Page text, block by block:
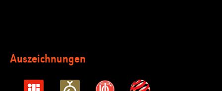
Auszeichnungen